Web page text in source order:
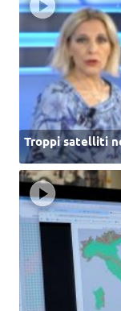
Troppi satelliti